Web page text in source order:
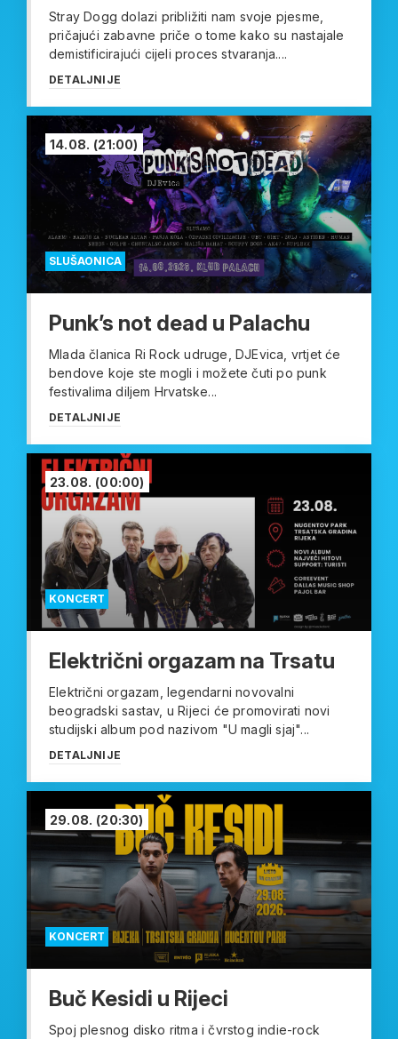
Stray Dogg dolazi približiti nam svoje pjesme,
pričajući zabavne priče o tome kako su nastajale
demistificirajući cijeli proces stvaranja....
DETALJNIJE
SLUŠAONICA
14.08. (21:00)
Punk’s not dead u Palachu
Mlada članica Ri Rock udruge, DJEvica, vrtjet će
bendove koje ste mogli i možete čuti po punk
festivalima diljem Hrvatske...
DETALJNIJE
KONCERT
23.08. (00:00)
Električni orgazam na Trsatu
Električni orgazam, legendarni novovalni
beogradski sastav, u Rijeci će promovirati novi
studijski album pod nazivom "U magli sjaj"...
DETALJNIJE
KONCERT
29.08. (20:30)
Buč Kesidi u Rijeci
Spoj plesnog disko ritma i čvrstog indie-rock